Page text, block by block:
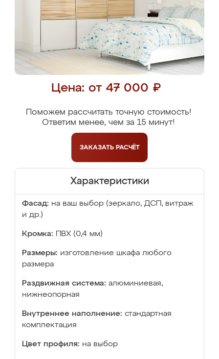
Цена: от 47 000 ₽
Поможем рассчитать точную стоимость!
Ответим менее, чем за 15 минут!
ЗАКАЗАТЬ РАСЧЁТ
Характеристики
Фасад: на ваш выбор (зеркало, ДСП, витраж
и др.)
Кромка: ПВХ (0,4 мм)
Размеры: изготовление шкафа любого
размера
Раздвижная система: алюминиевая,
нижнеопорная
Внутреннее наполнение: стандартная
комплектация
Цвет профиля: на выбор